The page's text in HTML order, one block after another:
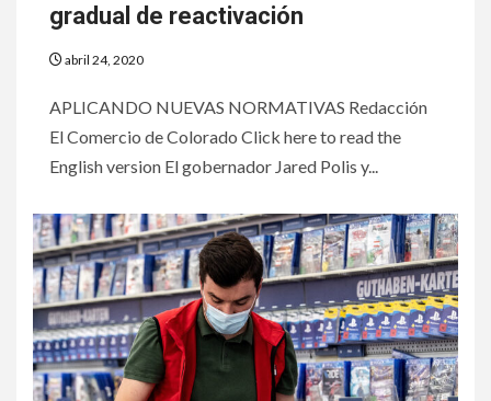
gradual de reactivación
abril 24, 2020
APLICANDO NUEVAS NORMATIVAS Redacción
El Comercio de Colorado Click here to read the
English version El gobernador Jared Polis y...